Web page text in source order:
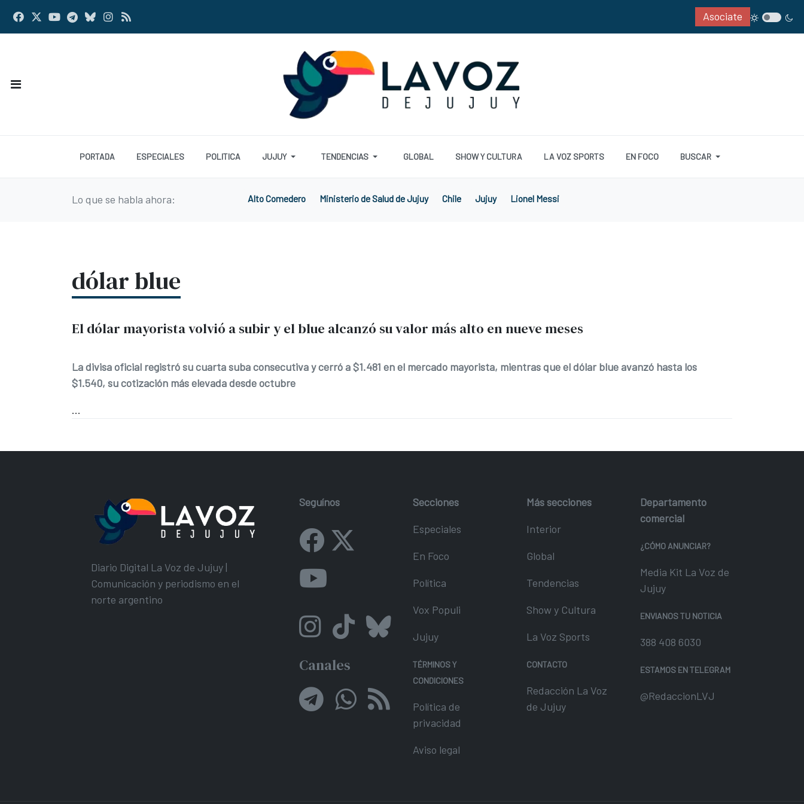
Asociate
PORTADA ESPECIALES POLITICA JUJUY TENDENCIAS GLOBAL SHOW Y CULTURA LA VOZ SPORTS EN FOCO BUSCAR
Lo que se habla ahora: Alto Comedero Ministerio de Salud de Jujuy Chile Jujuy Lionel Messi
dólar blue
El dólar mayorista volvió a subir y el blue alcanzó su valor más alto en nueve meses
La divisa oficial registró su cuarta suba consecutiva y cerró a $1.481 en el mercado mayorista, mientras que el dólar blue avanzó hasta los
$1.540, su cotización más elevada desde octubre
...
Diario Digital La Voz de Jujuy |
Comunicación y periodismo en el
norte argentino
Seguínos
Canales
Secciones
Especiales
En Foco
Política
Vox Populi
Jujuy
TÉRMINOS Y
CONDICIONES
Política de
privacidad
Aviso legal
Más secciones
Interior
Global
Tendencias
Show y Cultura
La Voz Sports
CONTACTO
Redacción La Voz
de Jujuy
Departamento
comercial
¿CÓMO ANUNCIAR?
Media Kit La Voz de
Jujuy
ENVIANOS TU NOTICIA
388 408 6030
ESTAMOS EN TELEGRAM
@RedaccionLVJ